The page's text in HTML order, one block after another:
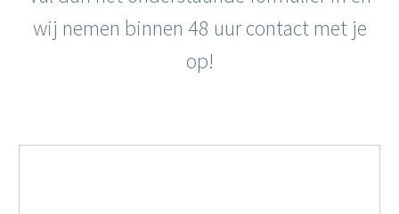
wij nemen binnen 48 uur contact met je
op!